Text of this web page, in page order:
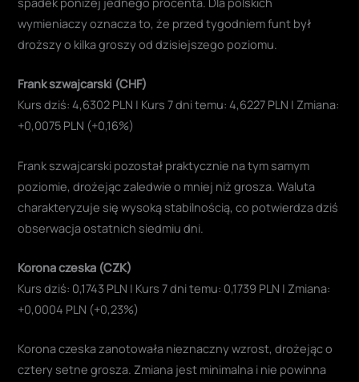
wymieniaczy oznacza to, że przed tygodniem funt był
droższy o kilka groszy od dzisiejszego poziomu.
Frank szwajcarski (CHF)
Kurs dziś: 4,6302 PLN | Kurs 7 dni temu: 4,6227 PLN | Zmiana:
+0,0075 PLN (+0,16%)
Frank szwajcarski pozostał praktycznie na tym samym
poziomie, drożejąc zaledwie o mniej niż grosza. Waluta
charakteryzuje się wysoką stabilnością, co potwierdza dziś
obserwacja ostatnich siedmiu dni.
Korona czeska (CZK)
Kurs dziś: 0,1743 PLN | Kurs 7 dni temu: 0,1739 PLN | Zmiana:
+0,0004 PLN (+0,23%)
Korona czeska zanotowała nieznaczny wzrost, drożejąc o
cztery setne grosza. Zmiana jest minimalna i nie powinna